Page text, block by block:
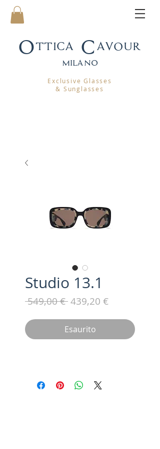
Ottica Cavour
milano
Exclusive Glasses
& Sunglasses
Studio 13.1
549,00 € Prezzo
439,20 €Prezzo
Esaurito